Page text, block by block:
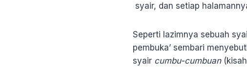
syair, dan setiap
Seperti lazimnya sebuah
pembuka’ sembari
syair cumbu-cumbuan